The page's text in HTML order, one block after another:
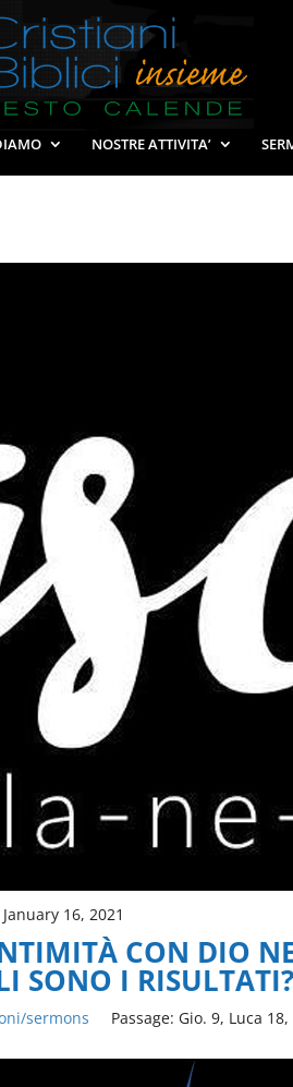
NOSTRE ATTIVITA’
January 16, 2021
CON DIO
SONO I RISULTATI?
sermons Passage: Gio. 9, Luca 18,